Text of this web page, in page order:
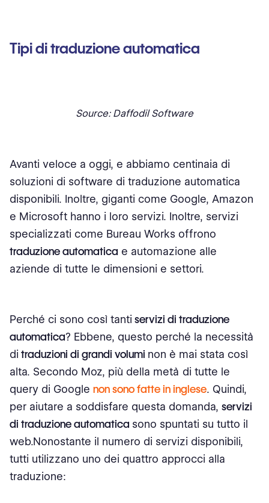
Tipi di traduzione automatica
Source: Daffodil Software
Avanti veloce a oggi, e abbiamo centinaia di
soluzioni di software di traduzione automatica
disponibili. Inoltre, giganti come Google, Amazon
e Microsoft hanno i loro servizi. Inoltre, servizi
specializzati come Bureau Works offrono
traduzione automatica e automazione alle
aziende di tutte le dimensioni e settori.
Perché ci sono così tanti servizi di traduzione
automatica? Ebbene, questo perché la necessità
di traduzioni di grandi volumi non è mai stata così
alta. Secondo Moz, più della metà di tutte le
query di Google non sono fatte in inglese. Quindi,
per aiutare a soddisfare questa domanda, servizi
di traduzione automatica sono spuntati su tutto il
web.Nonostante il numero di servizi disponibili,
tutti utilizzano uno dei quattro approcci alla
traduzione: